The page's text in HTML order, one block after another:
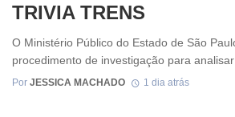
TRIVIA TRENS
O Ministério Público do Estado de São
procedimento de investigação para analisar
Por JESSICA MACHADO 1 dia atrás